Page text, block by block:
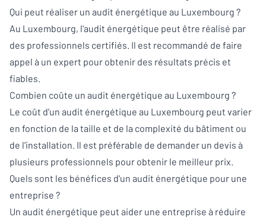
Qui peut réaliser un audit énergétique au Luxembourg ?
Au Luxembourg, l'audit énergétique peut être réalisé par
des professionnels certifiés. Il est recommandé de faire
appel à un expert pour obtenir des résultats précis et
fiables.
Combien coûte un audit énergétique au Luxembourg ?
Le coût d'un audit énergétique au Luxembourg peut varier
en fonction de la taille et de la complexité du bâtiment ou
de l'installation. Il est préférable de demander un devis à
plusieurs professionnels pour obtenir le meilleur prix.
Quels sont les bénéfices d'un audit énergétique pour une
entreprise ?
Un audit énergétique peut aider une entreprise à réduire